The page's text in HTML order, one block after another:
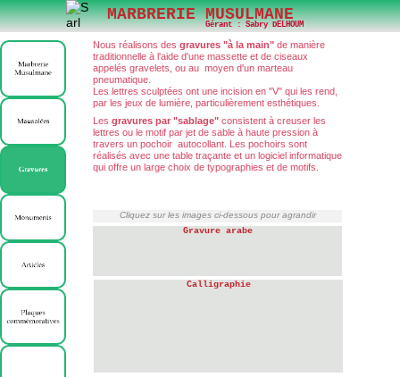
MARBRERIE MUSULMANE
Gérant : Sabry DELHOUM
Nous réalisons des gravures "à la main" de manière
traditionnelle à l'aide d'une massette et de ciseaux
appelés gravelets, ou au moyen d'un marteau
pneumatique.
Les lettres sculptées ont une incision en "V" qui les rend,
par les jeux de lumière, particulièrement esthétiques.
Les gravures par "sablage" consistent à creuser les
lettres ou le motif par jet de sable à haute pression à
travers un pochoir autocollant. Les pochoirs sont
réalisés avec une table traçante et un logiciel informatique
qui offre un large choix de typographies et de motifs.
Cliquez sur les images ci-dessous pour agrandir
Gravure arabe
Calligraphie